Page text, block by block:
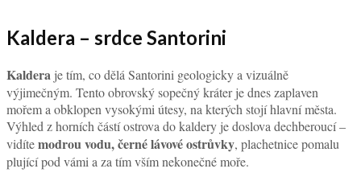
Kaldera – srdce Santorini
Kaldera je tím, co dělá Santorini geologicky a vizuálně
výjimečným. Tento obrovský sopečný kráter je dnes zaplaven
mořem a obklopen vysokými útesy, na kterých stojí hlavní města.
Výhled z horních částí ostrova do kaldery je doslova dechberoucí –
vidítemodrou vodu, černé lávové ostrůvky, plachetnice pomalu
plující pod vámi a za tím vším nekonečné moře.